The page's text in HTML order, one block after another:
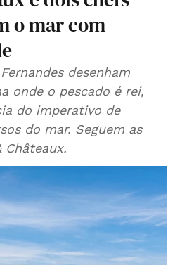
o mar com
desenham
onde o pescado é rei,
do imperativo de
do mar. Seguem as
Châteaux.